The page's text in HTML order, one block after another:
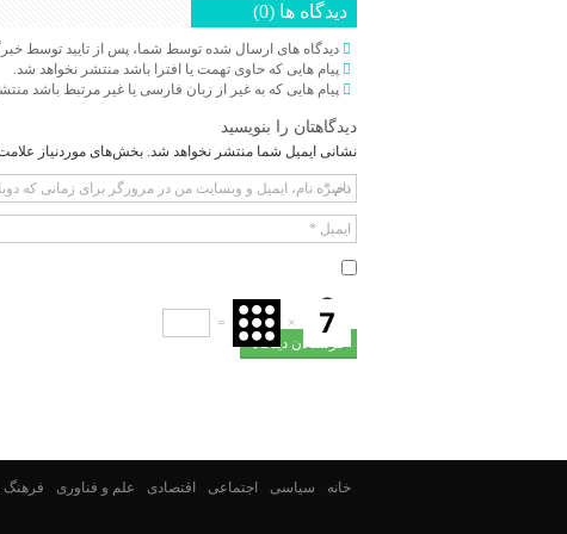
دیدگاه ها (0)
دیدگاه های ارسال شده توسط شما، پس از تایید توسط
پیام هایی که حاوی تهمت یا افترا باشد منتشر نخواهد شد.
پیام هایی که به غیر از زبان فارسی یا غیر مرتبط باشد
دیدگاهتان را بنویسید
نشانی ایمیل شما منتشر نخواهد شد. بخش‌های موردنیاز
نام*
ایمیل *
ذخیره نام، ایمیل و وبسایت من در مرورگر برای زمانی که
×
=
خانه سیاسی اجتماعی اقتصادی علم و فناوری فرهنگ